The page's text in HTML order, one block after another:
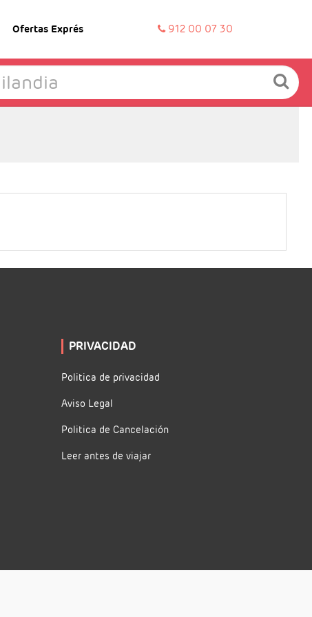
Ofertas Exprés 912 00 07 30
PRIVACIDAD
Politica de privacidad
Aviso Legal
Politica de Cancelación
Leer antes de viajar